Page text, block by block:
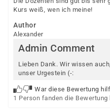
Kurs weiß, wen ich meine!
Author
Alexander
Admin Comment
Lieben Dank. Wir wissen
unser Urgestein (-:
War diese Bewertung
1 Person fanden die